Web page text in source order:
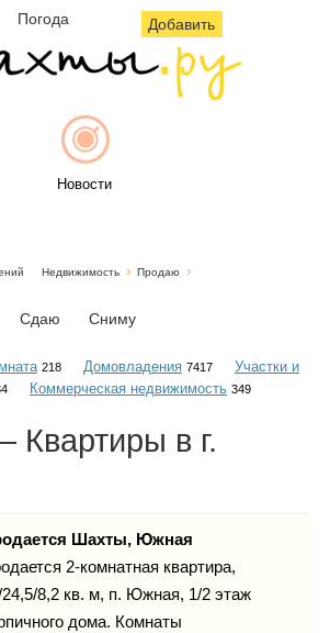
Погода Добавить
Новости
Объявления
Инфо
Недвижимость Продаю
Сдаю Сниму
218 Домовладения 7417
Участки и
Коммерческая недвижимость 349
в г.
Шахты, Южная
2-комнатная квартира,
24,5/8,2 кв. м, п. Южная, 1/2 этаж
дома. Комнаты